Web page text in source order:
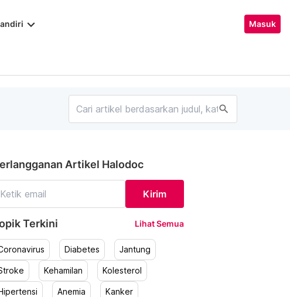
keyboard_arrow_down Masuk
search
Artikel Halodoc
Kirim
Terkini Lihat Semua
Diabetes Jantung
Kehamilan Kolesterol
Anemia Kanker